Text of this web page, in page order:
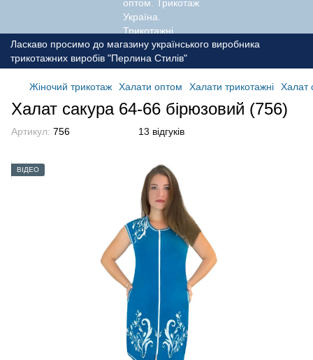
Ласкаво просимо до магазину українського виробника
трикотажних виробів "Перлина Стилів"
Жіночий трикотаж Халати оптом Халати трикотажні Халат
Халат сакура 64-66 бірюзовий (756)
Артикул: 756 13 відгуків
ВІДЕО